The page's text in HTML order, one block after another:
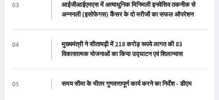
03
आईजीआईएमएस में अत्याधुनिक मिनिमली इनवेसिव तकनीक से
अन्ननली (इसोफेगस) कैंसर के दो मरीजों का सफल ऑपरेशन
04
मुख्यमंत्री ने सीतामढ़ी में 218 करोड़ रूपये लागत की 83
विकासात्मक योजनाओं का किया उद्घाटन एवं शिलान्यास
05 समय सीमा के भीतर गुणवत्तापूर्ण कार्य करने का निर्देश - डीएम